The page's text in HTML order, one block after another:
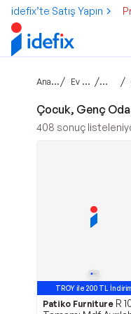
idefix’te Satış Yapın
Ana sayfa/ Ev & Yaşam / /
Çocuk, Genç
408 sonuç
TROY ile 200 TL
Patiko Furniture R